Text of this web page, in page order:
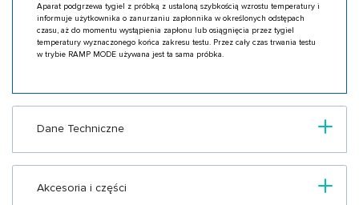
Aparat podgrzewa tygiel z próbką z ustaloną szybkością wzrostu temperatury i
informuje użytkownika o zanurzaniu zapłonnika w określonych odstępach
czasu, aż do momentu wystąpienia zapłonu lub osiągnięcia przez tygiel
temperatury wyznaczonego końca zakresu testu. Przez cały czas trwania testu
w trybie RAMP MODE używana jest ta sama próbka.
Dane Techniczne
Akcesoria i części